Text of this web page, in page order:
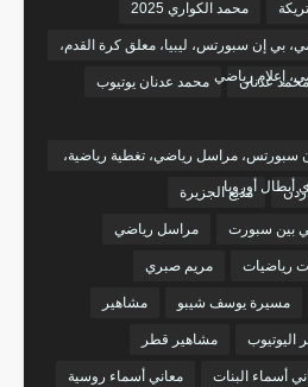
محمد الكواري 2025
بي إن سبورتس، ليبيا، معلق كرة القدم،
إعلام رياضي
محمد عدنان محمد عدنان يوتيوب
مراسل رياضي، تغطية رياضية،
أوروبا
مذيع الجزيرة
بين سبورت مراسل رياضي
رياضيات مريم صبري
مسيرة يوسف شيبو مشاهير
اليوتيوب مشاهير قطر
أسماء البنات معاني أسماء روسية